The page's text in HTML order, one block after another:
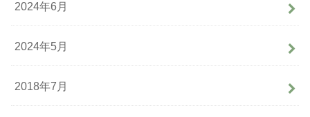
2024年6月
2024年5月
2018年7月